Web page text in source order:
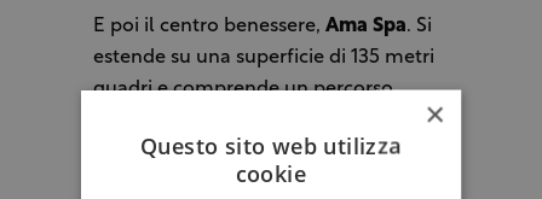
E poi il centro benessere, Ama Spa. Si
estende su una superficie di 135 metri
quadri e comprende un percorso
idromassaggio e cascata cervicale,
sauna finlandese, hammam e area
×
Questo sito web utilizza
cookie